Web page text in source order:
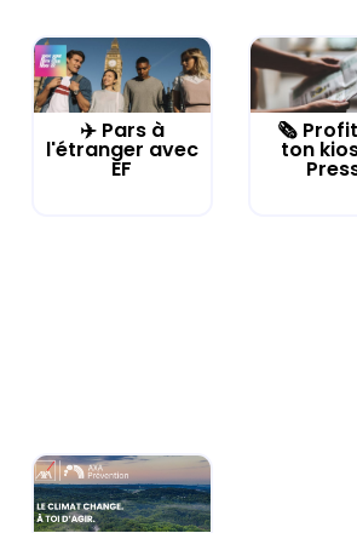
✈️ Pars à
l'étranger avec
EF
🗞️
ton